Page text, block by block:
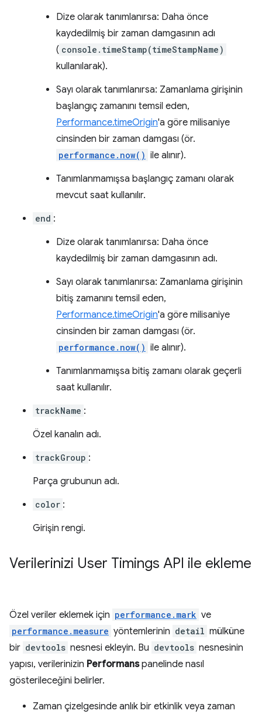
Dize olarak tanımlanırsa: Daha önce
kaydedilmiş bir zaman damgasının adı
( console.timeStamp(timeStampName)
kullanılarak).
Sayı olarak tanımlanırsa: Zamanlama girişinin
başlangıç zamanını temsil eden,
Performance.timeOrigin'a göre milisaniye
cinsinden bir zaman damgası (ör.
performance.now() ile alınır).
Tanımlanmamışsa başlangıç zamanı olarak
mevcut saat kullanılır.
end :
Dize olarak tanımlanırsa: Daha önce
kaydedilmiş bir zaman damgasının adı.
Sayı olarak tanımlanırsa: Zamanlama girişinin
bitiş zamanını temsil eden,
Performance.timeOrigin'a göre milisaniye
cinsinden bir zaman damgası (ör.
performance.now() ile alınır).
Tanımlanmamışsa bitiş zamanı olarak geçerli
saat kullanılır.
trackName :
Özel kanalın adı.
trackGroup :
Parça grubunun adı.
color :
Girişin rengi.
Verilerinizi User Timings API ile ekleme
Özel veriler eklemek için performance.mark ve
performance.measure yöntemlerinin detail mülküne
bir devtools nesnesi ekleyin. Bu devtools nesnesinin
yapısı, verilerinizin Performanspanelinde nasıl
gösterileceğini belirler.
Zaman çizelgesinde anlık bir etkinlik veya zaman